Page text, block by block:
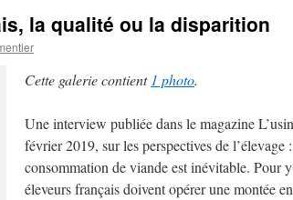
la qualité ou la disparition
Cette galerie contient 1 photo.
Une interview publiée dans le magazine
février 2019, sur les perspectives de l’élevage
consommation de viande est inévitable. Pour
éleveurs français doivent opérer une montée